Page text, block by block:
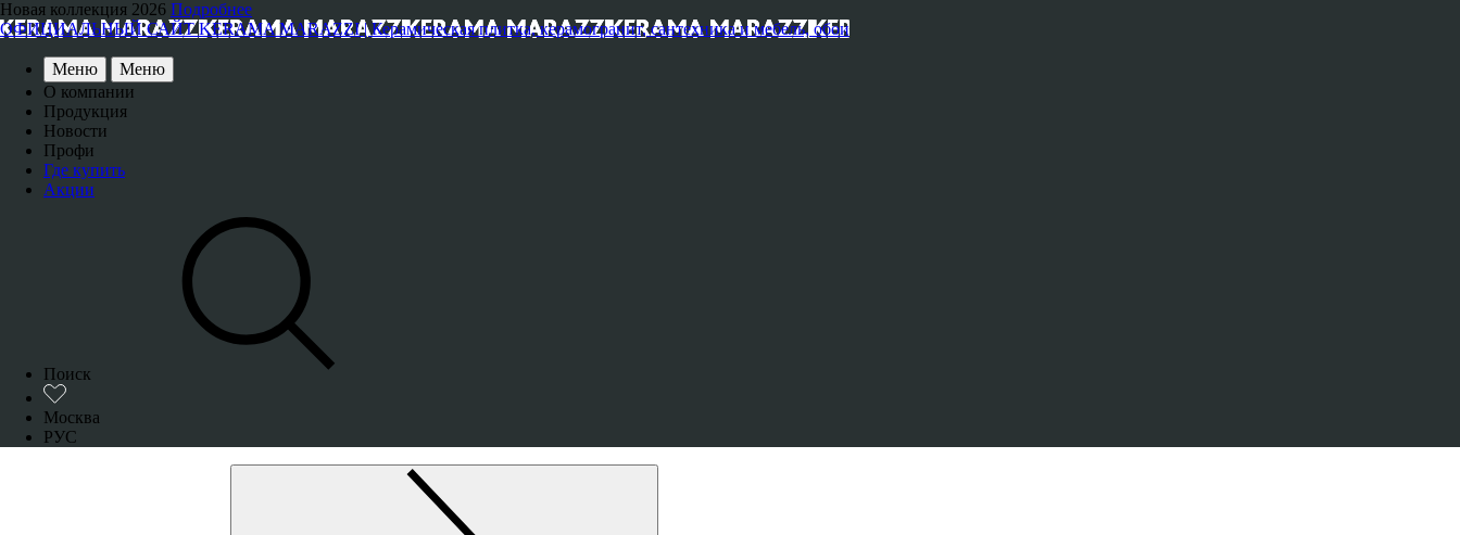
Новая коллекция 2026 Подробнее
ОФИЦИАЛЬНЫЙ САЙТ KERAMA MARAZZI | Керамическая плитка, керамогранит, сантехника и мебель, обои
Меню
Меню
О компании
Продукция
Новости
Профи
Где купить
Акции
Поиск
Москва
РУС